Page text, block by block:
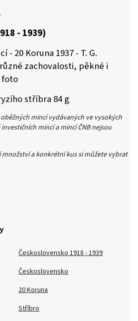
- 1939)
- 20 Koruna 1937 - T. G.
zachovalosti, pěkné i
foto
stříbra 84 g
mincí vydávaných ve vysokých
mincí a mincí ČNB nejsou
množství a konkrétní kus si můžete vybrat
Československo 1918 - 1939
Československo
20 Koruna
Stříbro